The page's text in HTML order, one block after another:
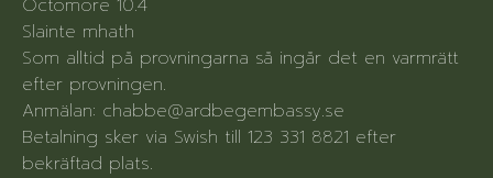
Octomore 10.4
Slainte mhath
Som alltid på provningarna så ingår det en varmrätt
efter provningen.
Anmälan: chabbe@ardbegembassy.se
Betalning sker via Swish till 123 331 8821 efter
bekräftad plats.